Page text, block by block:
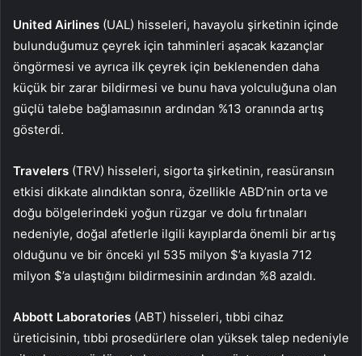
United Airlines (UAL) hisseleri, havayolu şirketinin içinde
bulunduğumuz çeyrek için tahminleri aşacak kazançlar
öngörmesi ve ayrıca ilk çeyrek için beklenenden daha
küçük bir zarar bildirmesi ve bunu hava yolculuğuna olan
güçlü talebe bağlamasının ardından %13 oranında artış
gösterdi.
Travelers (TRV) hisseleri, sigorta şirketinin, reasüransın
etkisi dikkate alındıktan sonra, özellikle ABD’nin orta ve
doğu bölgelerindeki yoğun rüzgar ve dolu fırtınaları
nedeniyle, doğal afetlerle ilgili kayıplarda önemli bir artış
olduğunu ve bir önceki yıl 535 milyon $’a kıyasla 712
milyon $’a ulaştığını bildirmesinin ardından %8 azaldı.
Abbott Laboratories (ABT) hisseleri, tıbbi cihaz
üreticisinin, tıbbi prosedürlere olan yüksek talep nedeniyle